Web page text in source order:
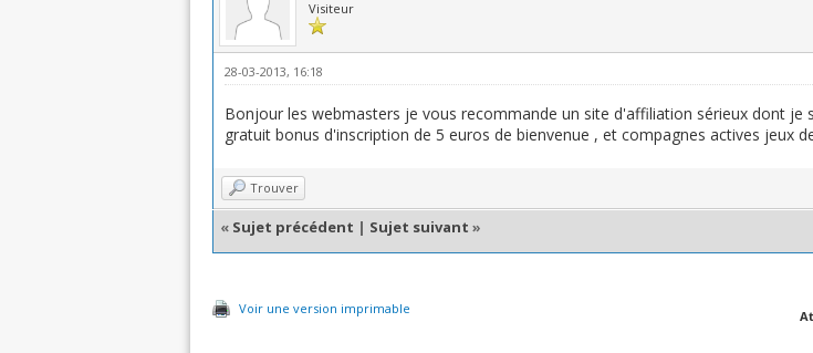
Visiteur
28-03-2013, 16:18
Bonjour les webmasters je vous recommande un site d'affiliation sérieux dont je
gratuit bonus d'inscription de 5 euros de bienvenue , et compagnes actives jeux
Trouver
« Sujet précédent | Sujet suivant »
Voir une version imprimable